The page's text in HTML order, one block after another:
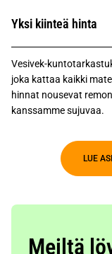
Yksi kiinteä hinta
Vesivek-
joka kattaa kaikki
hinnat nousevat
kanssamme sujuvaa.
LUE
Meiltä